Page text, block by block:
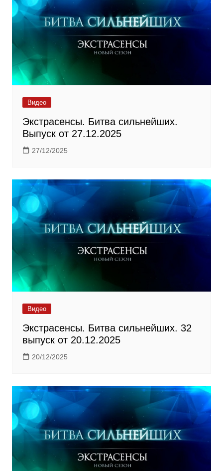
Видео
Экстрасенсы. Битва сильнейших.
Выпуск от 27.12.2025
27/12/2025
Видео
Экстрасенсы. Битва сильнейших. 32
выпуск от 20.12.2025
20/12/2025